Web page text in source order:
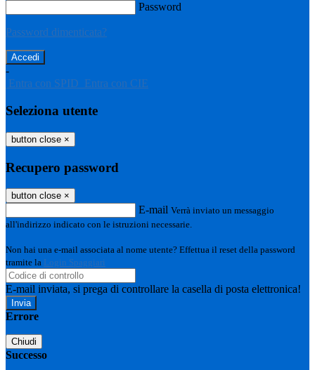
Password
Password dimenticata?
-
Entra con SPID Entra con CIE
Seleziona utente
button close ×
Recupero password
button close ×
E-mail Verrà inviato un messaggio
all'indirizzo indicato con le istruzioni necessarie.
Non hai una e-mail associata al nome utente? Effettua il reset della password
tramite la Login Spaggiari
E-mail inviata, si prega di controllare la casella di posta elettronica!
Errore
Chiudi
Successo